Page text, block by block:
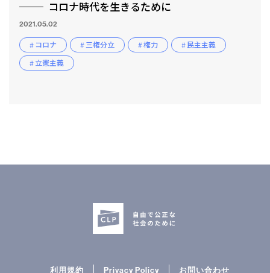
コロナ時代を生きるために
2021.05.02
# コロナ # 三権分立 # 権力
# 民主主義
# 立憲主義
利用規約 Privacy Policy お問い合わせ